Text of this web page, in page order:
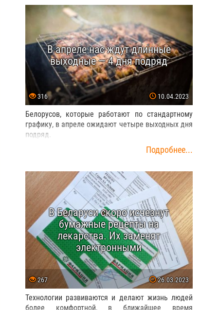
Подробнее...
Последние статьи:
Суд Чаусского района взыскал с
уволенного за прогулы молодого
специалиста 7 тысяч рублей за
748 20.04.2023
Не отработавший по распределению молодой
специалист заплатит за учебу.
Подробнее...
В апреле нас ждут длинные
выходные — 4 дня подряд